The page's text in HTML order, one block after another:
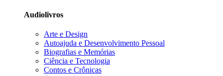
Audiolivros
Arte e Design
Autoajuda e Desenvolvimento Pessoal
Biografias e Memórias
Ciência e Tecnologia
Contos e Crônicas